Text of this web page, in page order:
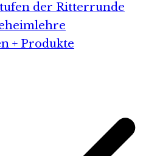
der Ritterrunde
+ Produkte